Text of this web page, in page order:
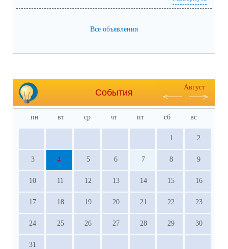
Все объявления
События
Август
пн вт ср чт пт сб вс
1 2
3 4 5 6 7 8 9
10 11 12 13 14 15 16
17 18 19 20 21 22 23
24 25 26 27 28 29 30
31